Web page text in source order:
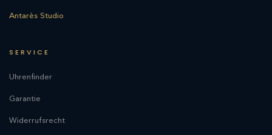
Antarès Studio
SERVICE
Uhrenfinder
Garantie
Widerrufsrecht